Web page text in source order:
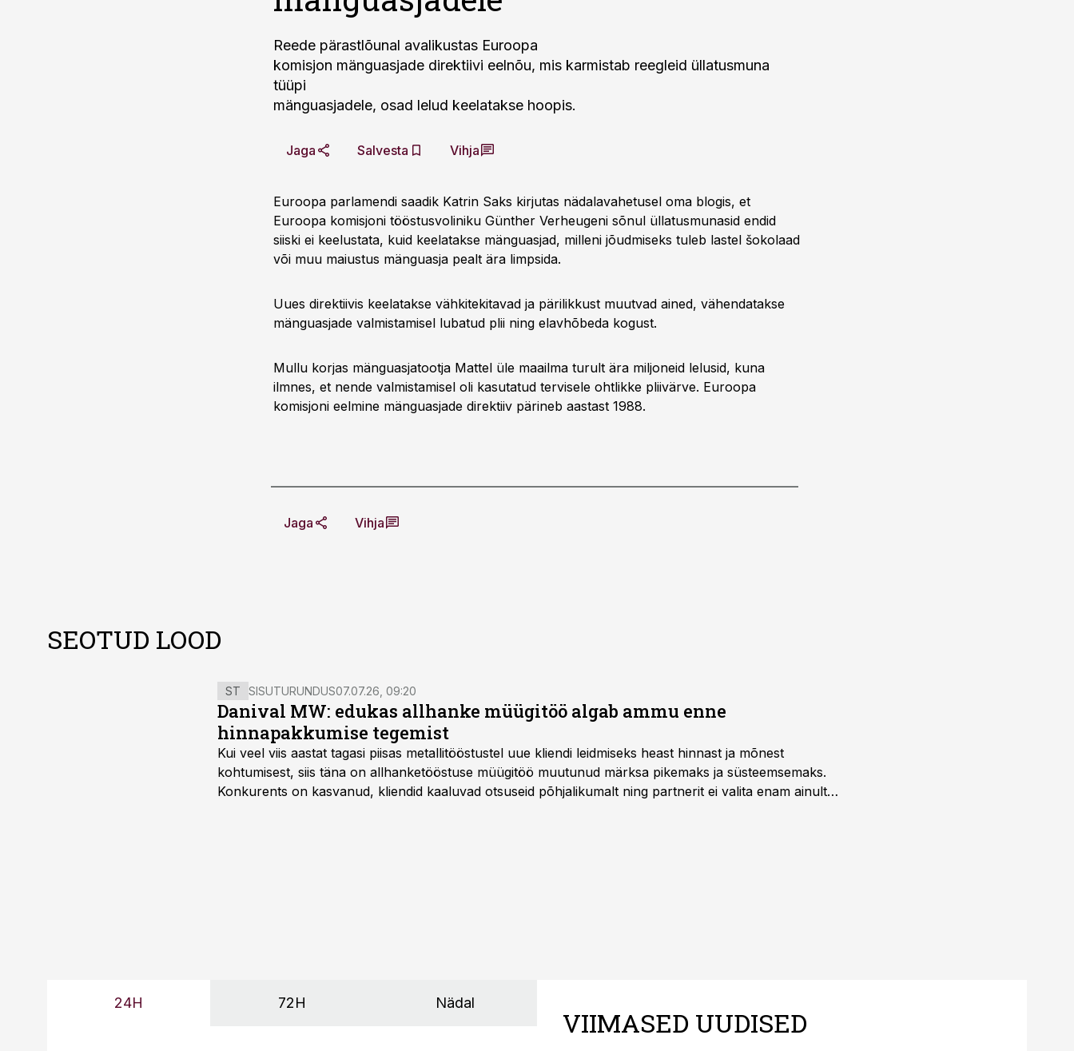
Reede pärastlõunal avalikustas Euroopa
komisjon mänguasjade direktiivi eelnõu, mis karmistab reegleid üllatusmuna
tüüpi
mänguasjadele, osad lelud keelatakse hoopis.
Jaga Salvesta Vihja
Euroopa parlamendi saadik Katrin Saks kirjutas nädalavahetusel oma blogis, et
Euroopa komisjoni tööstusvoliniku Günther Verheugeni sõnul üllatusmunasid endid
siiski ei keelustata, kuid keelatakse mänguasjad, milleni jõudmiseks tuleb lastel šokolaad
või muu maiustus mänguasja pealt ära limpsida.
Uues direktiivis keelatakse vähkitekitavad ja pärilikkust muutvad ained, vähendatakse
mänguasjade valmistamisel lubatud plii ning elavhõbeda kogust.
Mullu korjas mänguasjatootja Mattel üle maailma turult ära miljoneid lelusid, kuna
ilmnes, et nende valmistamisel oli kasutatud tervisele ohtlikke pliivärve. Euroopa
komisjoni eelmine mänguasjade direktiiv pärineb aastast 1988.
Jaga Vihja
SEOTUD LOOD
ST SISUTURUNDUS07.07.26, 09:20
Danival MW: edukas allhanke müügitöö algab ammu enne
hinnapakkumise tegemist
Kui veel viis aastat tagasi piisas metallitööstustel uue kliendi leidmiseks heast hinnast ja mõnest
kohtumisest, siis täna on allhanketööstuse müügitöö muutunud märksa pikemaks ja süsteemsemaks.
Konkurents on kasvanud, kliendid kaaluvad otsuseid põhjalikumalt ning partnerit ei valita enam ainult
24H 72H Nädal
VIIMASED UUDISED